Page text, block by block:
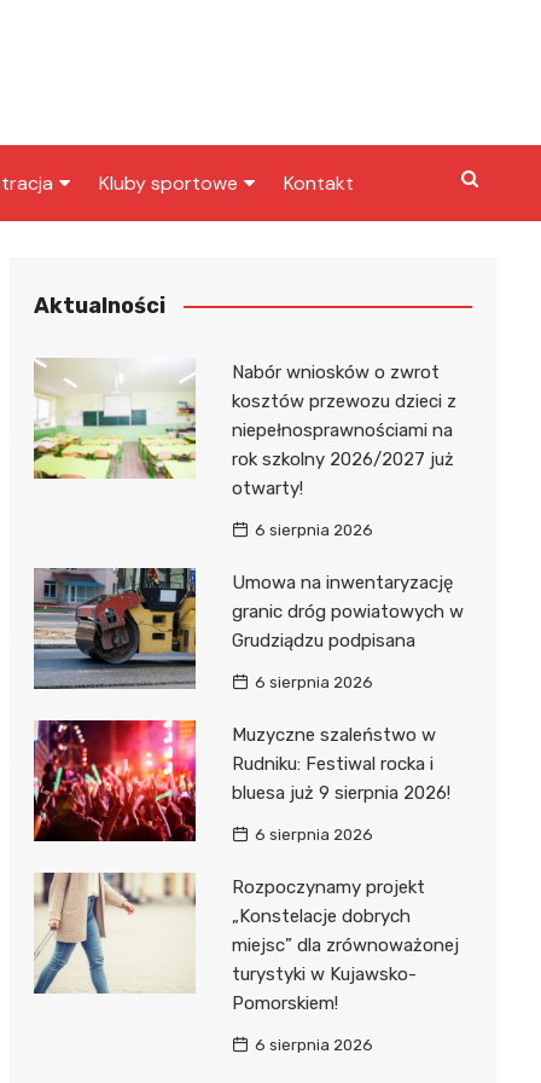
Kluby sportowe
Klub piłkarski
Kontakt
Aktualności
Nabór wniosków o zwrot
kosztów przewozu dzieci z
niepełnosprawnościami na
rok szkolny 2026/2027 już
otwarty!
6 sierpnia 2026
Umowa na inwentaryzację
granic dróg powiatowych w
Grudziądzu podpisana
6 sierpnia 2026
Muzyczne szaleństwo w
Rudniku: Festiwal rocka i
bluesa już 9 sierpnia 2026!
6 sierpnia 2026
Rozpoczynamy projekt
„Konstelacje dobrych
miejsc” dla zrównoważonej
turystyki w Kujawsko-
Pomorskiem!
6 sierpnia 2026